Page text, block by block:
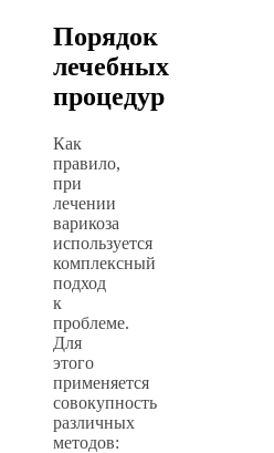
Порядок
лечебных
процедур
Как
правило,
при
лечении
варикоза
используется
комплексный
подход
к
проблеме.
Для
этого
применяется
совокупность
различных
методов: